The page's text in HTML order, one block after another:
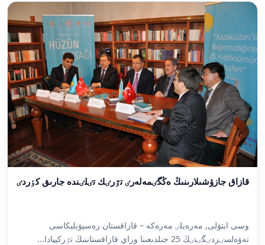
قازاق جازۋشىلارىنىڭ ەڭگٸمەلەرٸ تٷرٸك تٸلٸندە جارىق كٶردٸ
وسى ايتۋلى, مەرەيلٸ مەرەكە – قازاقستان رەسپۋبليكاسى
تەۋەلسٸزدٸگٸنٸڭ 25 جىلدىعىنا وراي قازاقستاننىڭ تٷركييادا...